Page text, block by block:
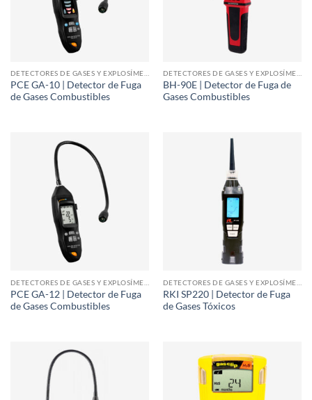
PCE GA-10 | Detector de Fuga
de Gases Combustibles
BH-90E | Detector de Fuga de
Gases Combustibles
PCE GA-12 | Detector de Fuga
de Gases Combustibles
RKI SP220 | Detector de Fuga
de Gases Tóxicos